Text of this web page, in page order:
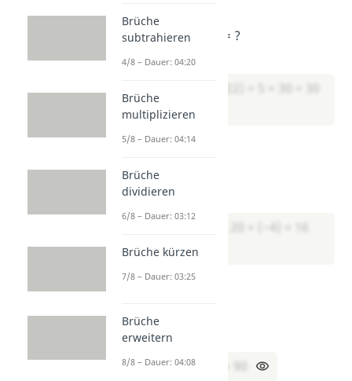
Aufgabe 1:
17+ 8+ 13+ 22 + 5 = ?
Lösung:
+ 5 = 65
12 + (−4) + 8 = ?
Lösung:
→ (12 + 8) + (−4) = 20 + (−4) = 16
5 · 9 · 2 = ?
Lösung:
→ 5 · 2 · 9 = 10 · 9 = 90
Brüche
subtrahieren
4/8 – Dauer: 04:20
Brüche
multiplizieren
5/8 – Dauer: 04:14
Brüche
dividieren
6/8 – Dauer: 03:12
Brüche kürzen
7/8 – Dauer: 03:25
Brüche
erweitern
8/8 – Dauer: 04:08